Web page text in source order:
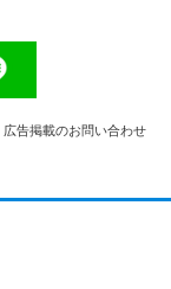
広告掲載のお問い合わせ